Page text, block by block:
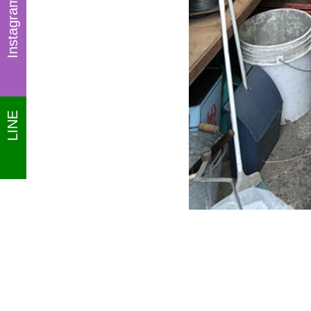
LINE
Instagram